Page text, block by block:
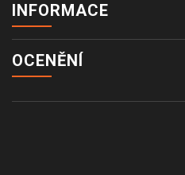
INFORMACE
OCENĚNÍ